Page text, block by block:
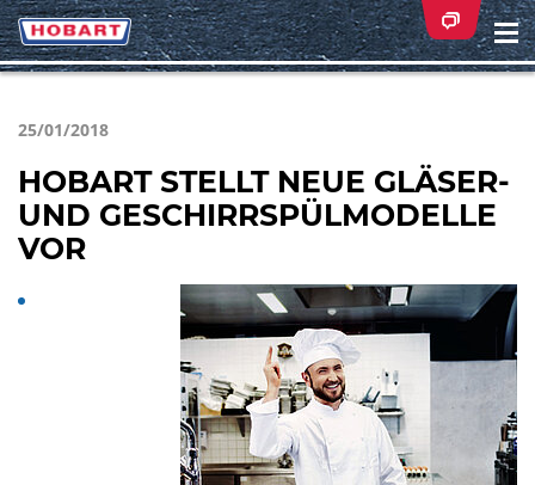
25/01/2018
HOBART STELLT NEUE GLÄSER-
UND GESCHIRRSPÜLMODELLE
VOR